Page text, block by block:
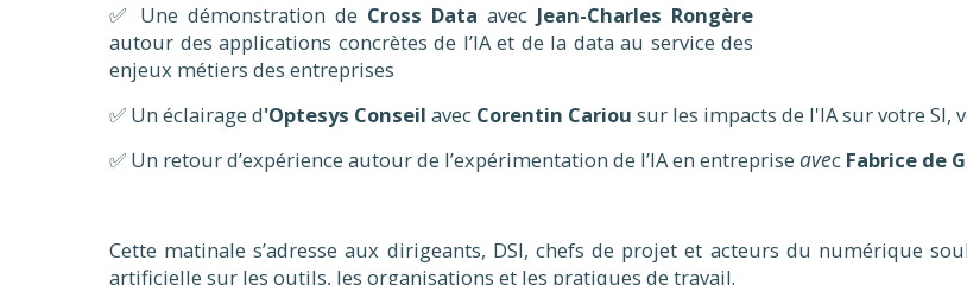
✅ Une démonstration de Cross Data avec Jean-Charles Rongère
autour des applications concrètes de l’IA et de la data au service des
enjeux métiers des entreprises
✅ Un éclairage d'Optesys Conseil avec Corentin Cariou sur les impacts de l'IA sur votre SI,
✅ Un retour d’expérience autour de l’expérimentation de l’IA en entreprise avec Fabrice de
Cette matinale s’adresse aux dirigeants, DSI, chefs de projet et acteurs du numérique
artificielle sur les outils, les organisations et les pratiques de travail.